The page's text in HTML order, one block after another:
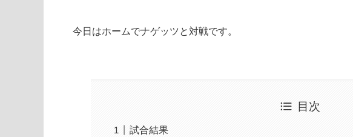
今日はホームでナゲッツと対戦です。
目次
試合結果